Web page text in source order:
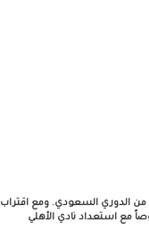
من الدوري السعودي. ومع اقتراب
مع استعداد نادي الأهلي